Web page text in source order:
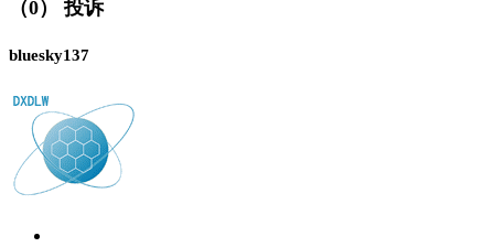
（0）
投诉
bluesky137